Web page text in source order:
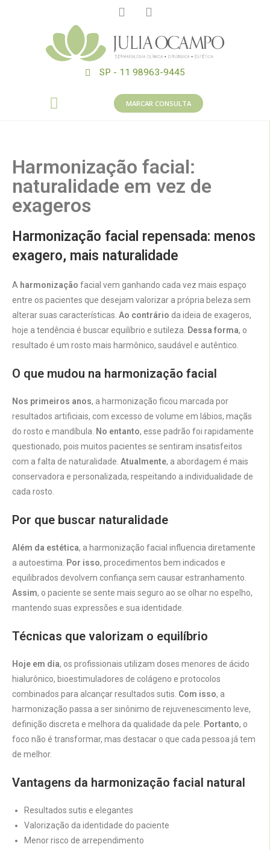
SP - 11 98963-9445
MARCAR CONSULTA
Harmonização facial:
naturalidade em vez de
exageros
Harmonização facial repensada: menos
exagero, mais naturalidade
A harmonização facial vem ganhando cada vez mais espaço
entre os pacientes que desejam valorizar a própria beleza sem
alterar suas características. Ao contrário da ideia de exageros,
hoje a tendência é buscar equilíbrio e sutileza. Dessa forma, o
resultado é um rosto mais harmônico, saudável e autêntico.
O que mudou na harmonização facial
Nos primeiros anos, a harmonização ficou marcada por
resultados artificiais, com excesso de volume em lábios, maçãs
do rosto e mandíbula. No entanto, esse padrão foi rapidamente
questionado, pois muitos pacientes se sentiram insatisfeitos
com a falta de naturalidade. Atualmente, a abordagem é mais
conservadora e personalizada, respeitando a individualidade de
cada rosto.
Por que buscar naturalidade
Além da estética, a harmonização facial influencia diretamente
a autoestima. Por isso, procedimentos bem indicados e
equilibrados devolvem confiança sem causar estranhamento.
Assim, o paciente se sente mais seguro ao se olhar no espelho,
mantendo suas expressões e sua identidade.
Técnicas que valorizam o equilíbrio
Hoje em dia, os profissionais utilizam doses menores de ácido
hialurônico, bioestimuladores de colágeno e protocolos
combinados para alcançar resultados sutis. Com isso, a
harmonização passa a ser sinônimo de rejuvenescimento leve,
definição discreta e melhora da qualidade da pele. Portanto, o
foco não é transformar, mas destacar o que cada pessoa já tem
de melhor.
Vantagens da harmonização facial natural
Resultados sutis e elegantes
Valorização da identidade do paciente
Menor risco de arrependimento